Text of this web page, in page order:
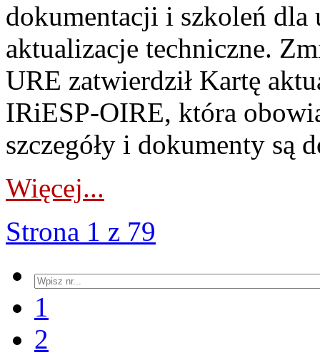
dokumentacji i szkoleń
aktualizacje techniczne.
URE zatwierdził Kartę
IRiESP‑OIRE, która
szczegóły i dokumenty są
Więcej...
Strona 1 z 79
1
2